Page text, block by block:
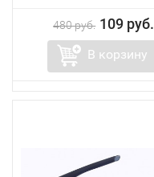
480 руб. 109 руб.
В корзину